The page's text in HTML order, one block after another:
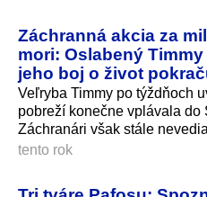
Záchranná akcia za
mori: Oslabený
jeho boj o život
Veľryba Timmy po týždňoch
pobreží konečne vplávala do
Záchranári však stále
tento rok